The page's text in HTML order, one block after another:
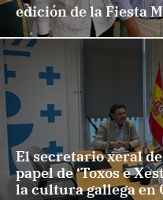
edición de la Fiesta
El secretario xeral
papel de ‘Toxos e
la cultura gallega en